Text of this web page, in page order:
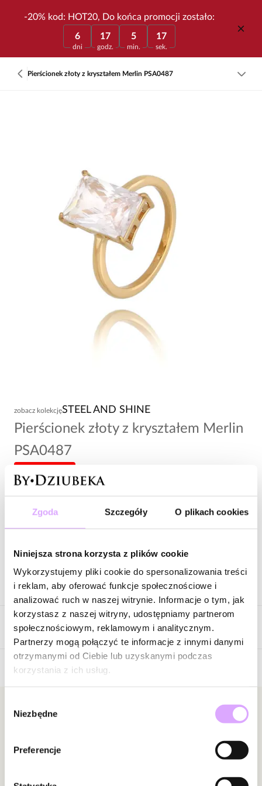
Zgoda Szczegóły O plikach cookies
Niniejsza strona korzysta z plików cookie
Wykorzystujemy pliki cookie do spersonalizowania treści
i reklam, aby oferować funkcje społecznościowe i
analizować ruch w naszej witrynie. Informacje o tym, jak
korzystasz z naszej witryny, udostępniamy partnerom
społecznościowym, reklamowym i analitycznym.
Partnerzy mogą połączyć te informacje z innymi danymi
otrzymanymi od Ciebie lub uzyskanymi podczas
korzystania z ich usług.
zgody
Niezbędne
Preferencje
-20% kod: HOT20, Do końca promocji zostało:
6
dni
17
godz.
5
min.
17
sek.
Pierścionek złoty z kryształem Merlin PSA0487
zobacz kolekcjęSTEEL AND SHINE
Pierścionek złoty z kryształem Merlin
PSA0487
130,00 zł
Wysyłka w 1 dzień roboczy
Opis produktu
Surowiec: stal szlachetna.
Kolor surowca: złoty.
Kolor cyrkonii: transparentny.
Wielkość oczka: 0,90 cm x 1,30 cm.
Rozmiar: 11.
Opinie
Bądź pierwszą osobą, która podzieli się opinią o tym
Powiadomienie
Newsletter